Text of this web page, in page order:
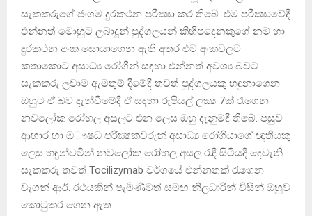
සැකකරුගේ ජංගම දුරකථන පරීක්‍ෂා කර තිබේ. එම පරීක්‍ෂාවේදී
එන්නත් මොහුට ලබාදුන් පුද්ගලයන් කිහිපදෙනකුගේ නම් හා
දුරකථන අංක සොයාගෙන ඇති අතර එම අංකවලට
කතාකොට අසාධ්‍ය රෝගීන් සඳහා එන්නත් අවශ්‍ය බවට
සැකකරු ලවාම ඇමතුම් දීමේදී තවත් පුද්ගලයකු හඳුනාගෙන
ඔහුට ඒ බව දැන්වීමේදී ඒ සඳහා රුපියල් ලක්‍ෂ 7ක් රැගෙන
නවලෝක රෝහල අසලට එන ලෙස ඔහු දැනුම්දී තිබේ. පසුව
ආහාර හා ඔෟෂධ පරීක්‍ෂකවරුන් අසාධ්‍ය රෝගියාගේ ඥාතියකු
ලෙස හඳුන්වමින් නවලෝක රෝහල අසල රැඳී සිටියදී දෙවැනි
සැකකරු තවත් Tocilizymab වර්ගයේ එන්නතක් රැගෙන
වැගන් ආර්. රථයකින් පැමිණීමත් සමඟ නිලධාරීන් විසින් ඔහුව
කොටුකර ගෙන ඇත.